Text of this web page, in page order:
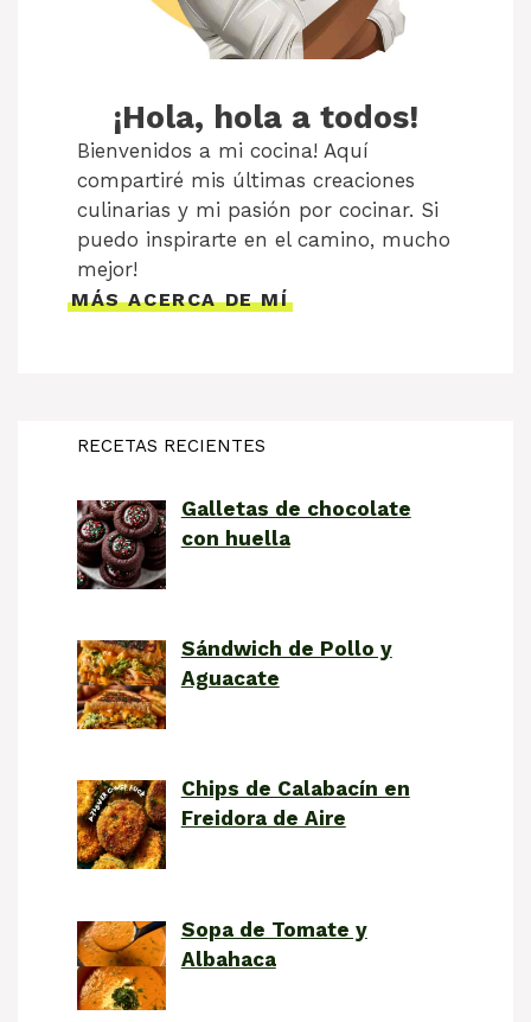
¡Hola, hola a todos!
Bienvenidos a mi cocina! Aquí
compartiré mis últimas creaciones
culinarias y mi pasión por cocinar. Si
puedo inspirarte en el camino, mucho
mejor!
MÁS ACERCA DE MÍ
RECETAS RECIENTES
Galletas de chocolate
con huella
Sándwich de Pollo y
Aguacate
Chips de Calabacín en
Freidora de Aire
Sopa de Tomate y
Albahaca